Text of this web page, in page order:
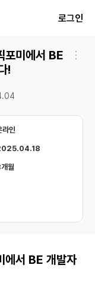
로그인
포미에서 BE
!
라인
월
에서 BE 개발자